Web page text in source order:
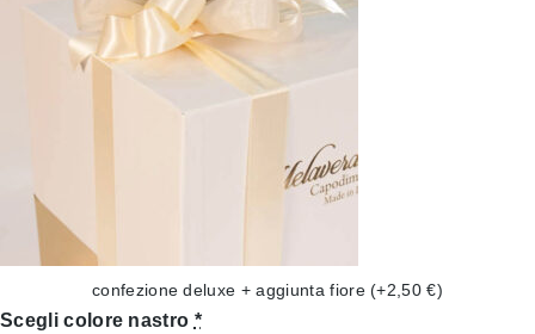
confezione deluxe + aggiunta fiore(+2,50 €)
Scegli colore nastro *